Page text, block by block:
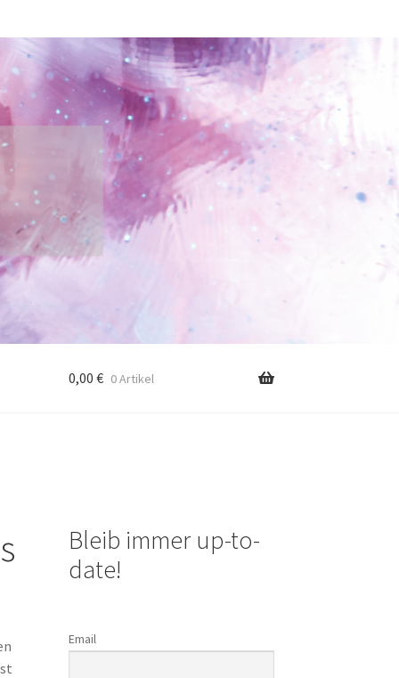
0,00 € 0 Artikel
Bleib immer up-to-
date!
Email